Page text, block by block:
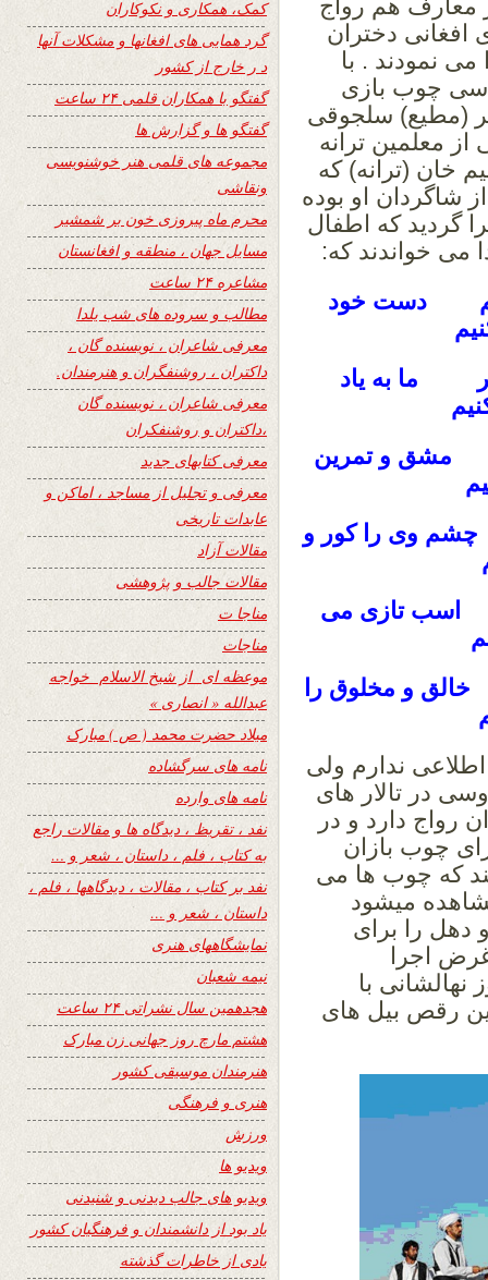
معارف هم رواج
دختران
نمودند . با
چوب بازی
(مطیع) سلجوقی
معلمین ترانه
خان (ترانه) که
شاگردان او بوده
گردید که اطفال
می خواندند که:
کنیم دست خود
ما به یاد
مشق و تمرین
وی را کور و
اسب تازی می
و مخلوق را
ندارم ولی
در تالار های
رواج دارد و در
چوب بازان
که چوب ها می
میشود
دهل را برای
اجرا
با
رقص بیل های
کمک، همکاری و نکوکاران
گرد همایی های افغانها و مشکلات آنها
د ر خارج از کشور
گفتگو با همکاران قلمی ۲۴ ساعت
گفتگو ها و گزارش ها
مجموعه های قلمی هنر خوشنویسی
ونقاشی
محرم ماه پیروزی خون بر شمشیر
مسایل جهان ، منطقه و افغانستان
مشاعره ۲۴ ساعت
مطالب و سروده های شب یلدا
معرفی شاعران ، نویسنده گان ،
داکتران ، روشنفگران و هنرمندان.
معرفی شاعران ، نویسنده گان
،داکتران و روشنفکران
معرفی کتابهای جدید
معرفی و تجلیل از مساجد ، اماکن و
عابدات تاریخی
مقالات آزاد
مقالات جالب و پژوهشی
مناجا ت
مناجات
موعظه ای از شیخ الاسلام خواجه
عبدالله « انصاری »
میلاد حضرت محمد ( ص ) مبارک
نامه های سرگشاده
نامه های وارده
نفد ، تقریظ ، دیدگاه ها و مقالات راجع
به کتاب ، فلم ، داستان ، شعر و …
نفد بر کتاب ، مقالات ، دیدگاهها ، فلم ،
داستان ، شعر و …
نمایشگاههای هنری
نیمه شعبان
هجدهمین سال نشراتی ۲۴ ساعت
هشتم مارچ روز جهانی زن مبارک
هنرمندان موسیقی کشور
هنری و فرهنگی
ورزش
ویدیو ها
ویدیو های جالب دیدنی و شنیدنی
یاد بود از دانشمندان و فرهنگیان کشور
یادی از خاطرات گذشته